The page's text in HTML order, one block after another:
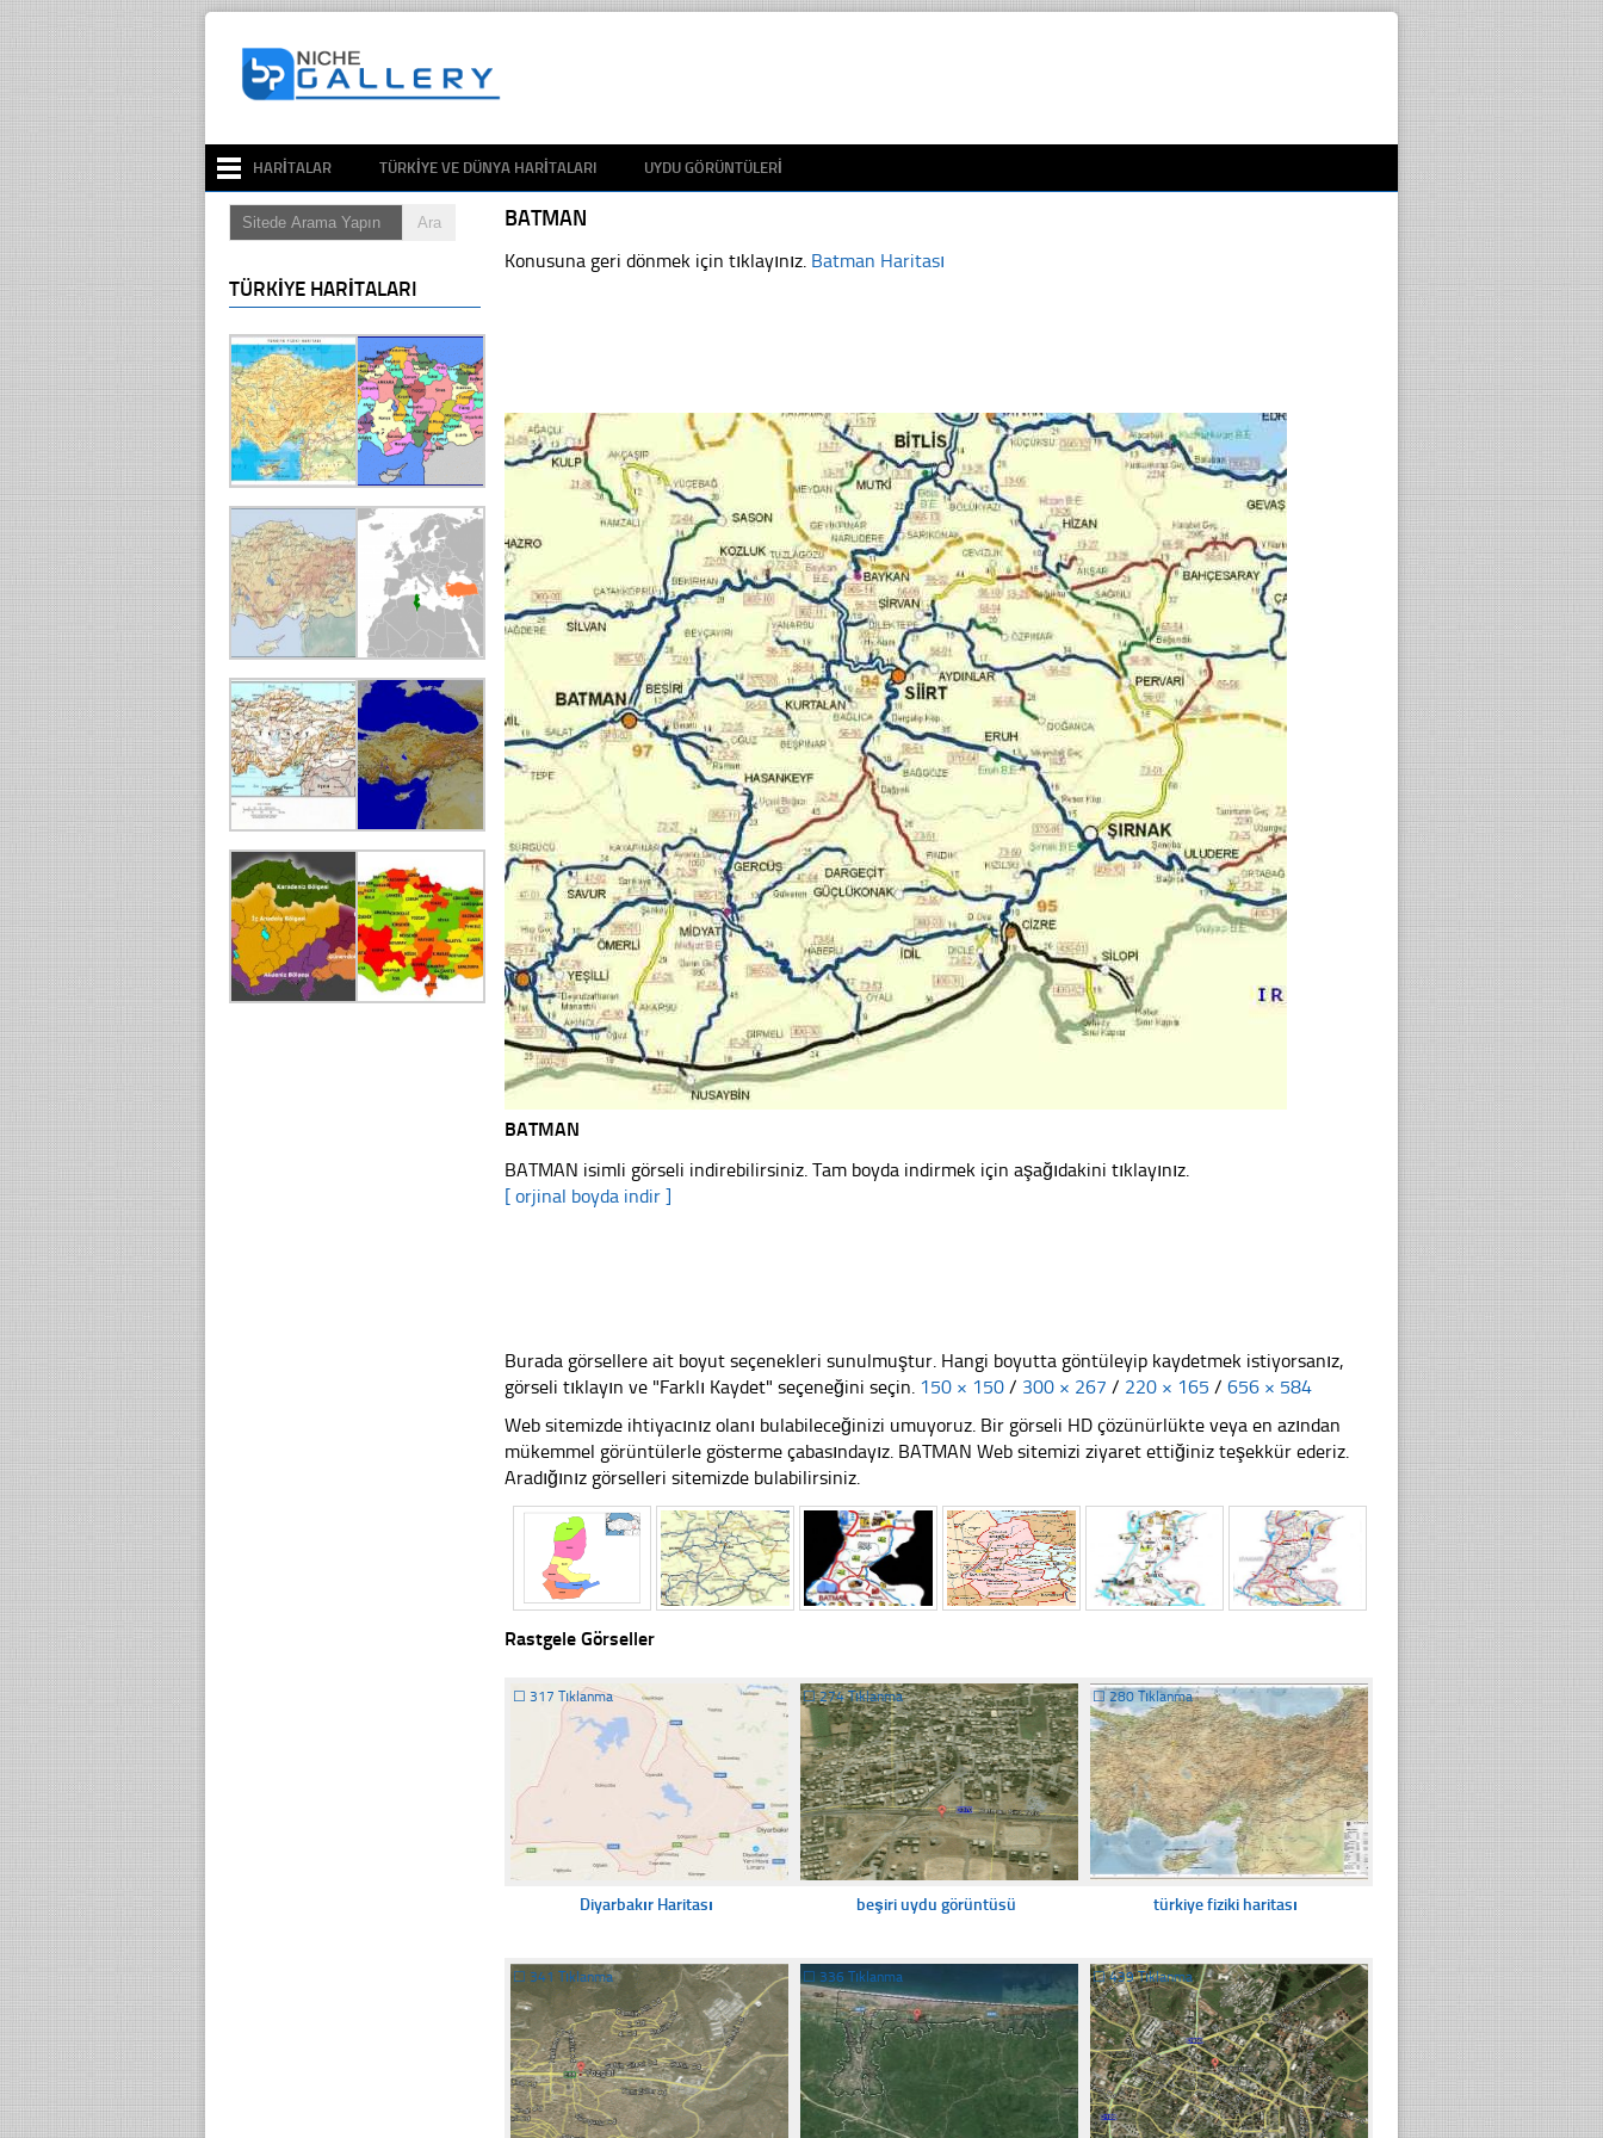
HARITALAR TÜRKIYE VE DÜNYA HARITALARI UYDU GÖRÜNTÜLERI
BATMAN
Konusuna geri dönmek için tıklayınız. Batman Haritası
BATMAN
BATMAN isimli görseli indirebilirsiniz. Tam boyda indirmek için aşağıdakini tıklayınız.
[ orjinal boyda indir ]
Burada görsellere ait boyut seçenekleri sunulmuştur. Hangi boyutta göntüleyip kaydetmek istiyorsanız,
görseli tıklayın ve "Farklı Kaydet" seçeneğini seçin. 150 × 150 / 300 × 267 / 220 × 165 / 656 × 584
Web sitemizde ihtiyacınız olanı bulabileceğinizi umuyoruz. Bir görseli HD çözünürlükte veya en azından
mükemmel görüntülerle gösterme çabasındayız. BATMAN Web sitemizi ziyaret ettiğiniz teşekkür ederiz.
Aradığınız görselleri sitemizde bulabilirsiniz.
Rastgele Görseller
☐317 Tıklanma
Diyarbakır Haritası
☐274 Tıklanma
beşiri uydu görüntüsü
☐ 280 Tıklanma
türkiye fiziki haritası
☐ 341 Tıklanma ☐ 336 Tıklanma ☐439 Tıklanma
TÜRKIYE HARITALARI